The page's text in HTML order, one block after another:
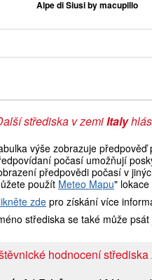
Alpe di Siusi by macupillo
střediska v zemiItaly
výše zobrazuje předpověď
počasí umožňují
předpovědi počasí v
použít Meteo Mapu" lokace
zde pro získání více
střediska se také může psát
hodnocení